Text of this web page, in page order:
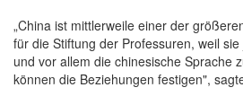
„China ist mittlerweile einer der
für die Stiftung der Professuren, weil
und vor allem die chinesische Sprache
können die Beziehungen festigen",